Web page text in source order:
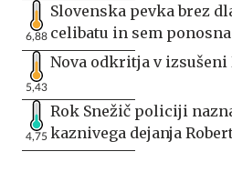
6,88
Slovenska pevka brez
celibatu in sem
5,43
Nova odkritja v izsušeni
4,75
Rok Snežič policiji
kaznivega dejanja